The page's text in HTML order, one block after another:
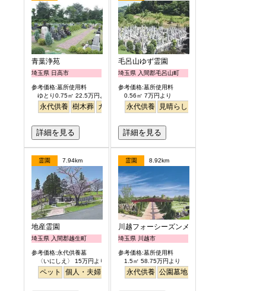
青葉浄苑
埼玉県 日高市
参考価格:墓所使用料
ゆとり0.75㎡ 22.5万円より
永代供養 樹木葬 ガーデニング バリアフリー
詳細を見る
毛呂山ゆず霊園
埼玉県 入間郡毛呂山町
参考価格:墓所使用料
0.56㎡ 7万円より
永代供養 見晴らし・眺望
詳細を見る
霊園 7.94km
地産霊園
埼玉県 入間郡越生町
参考価格:永代供養墓
〈いにしえ〉 15万円より
ペット 個人・夫婦 ガーデニング 公園墓地
霊園 8.92km
川越フォーシーズンメモリアル
埼玉県 川越市
参考価格:墓所使用料
1.5㎡ 58.75万円より
永代供養 公園墓地